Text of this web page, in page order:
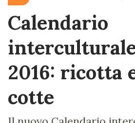
Calendario
2016: ricotta
cotte